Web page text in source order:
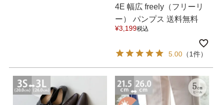
4E 幅広 freely（フリーリ
ー） パンプス 送料無料
¥3,199税込
5.00 （1件）